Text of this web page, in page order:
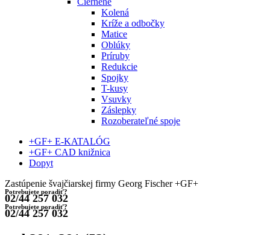
Kolená
Kríže a odbočky
Matice
Oblúky
Príruby
Redukcie
Spojky
T-kusy
Vsuvky
Záslepky
Rozoberateľné spoje
+GF+ E-KATALÓG
+GF+ CAD knižnica
Dopyt
Zastúpenie švajčiarskej firmy Georg Fischer +GF+
Potrebujete poradiť?
02/44 257 032
Potrebujete poradiť?
02/44 257 032